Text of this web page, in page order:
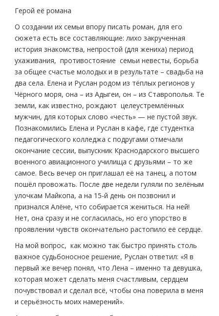
Герой её романа
О создании их семьи впору писать роман, для его
сюжета есть все составляющие: лихо закрученная
история знакомства, непростой (для жениха) период
ухаживания, противостояние семьи невесты, борьба
за общее счастье молодых и в результате – свадьба на
два села. Елена и Руслан родом из тёплых регионов у
Чёрного моря, она – из Адыгеи, он – из Ставрополья. Те
земли, как известно, рождают целеустремлённых
мужчин, для которых слово «честь» — не пустой звук.
Познакомились Елена и Руслан в кафе, где студентка
педагогического колледжа с подругами отмечали
окончание сессии, выпускник Краснодарского высшего
военного авиационного училища с друзьями – то же
самое. Весь вечер он приглашал её на танец, а потом
пошёл провожать. После две недели гуляли по зелёным
улочкам Майкопа, а на 15-й день он позвонил и
признался Алёне, что собирается жениться. На ней!
Нет, она сразу и не согласилась, но его упорство в
проявлении чувств окончательно растопило её сердце.
На мой вопрос, как можно так быстро принять столь
важное судьбоносное решение, Руслан ответил: «Я в
первый же вечер понял, что Лена – именно та девушка,
которая может сделать меня счастливым, сердцем
почувствовал и сделал всё, чтобы она поверила в меня
и серьёзность моих намерений».